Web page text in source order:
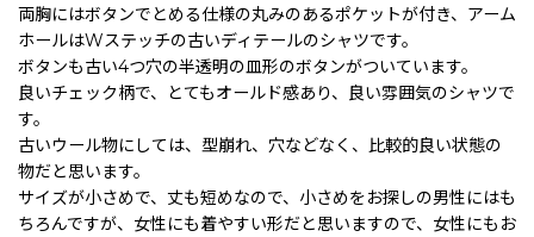
両胸にはボタンでとめる仕様の丸みのあるポケットが付き、アーム
ホールはWステッチの古いディテールのシャツです。
ボタンも古い4つ穴の半透明の皿形のボタンがついています。
良いチェック柄で、とてもオールド感あり、良い雰囲気のシャツで
す。
古いウール物にしては、型崩れ、穴などなく、比較的良い状態の
物だと思います。
サイズが小さめで、丈も短めなので、小さめをお探しの男性にはも
ちろんですが、女性にも着やすい形だと思いますので、女性にもお